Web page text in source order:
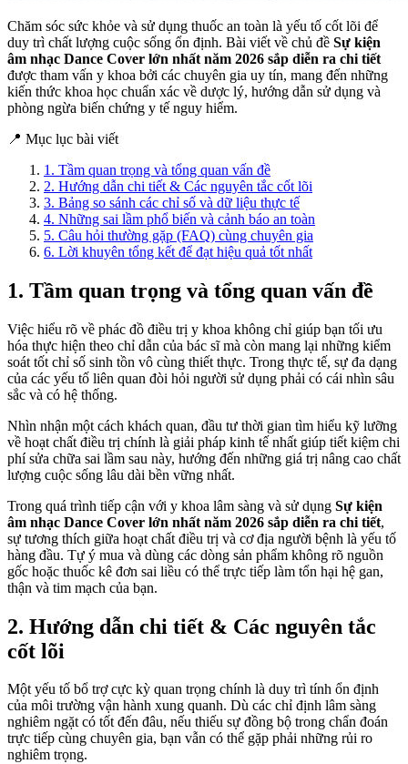
Chăm sóc sức khỏe và sử dụng thuốc an toàn là yếu tố cốt lõi để
duy trì chất lượng cuộc sống ổn định. Bài viết về chủ đề Sự kiện
âm nhạc Dance Cover lớn nhất năm 2026 sắp diễn ra chi tiết
được tham vấn y khoa bởi các chuyên gia uy tín, mang đến những
kiến thức khoa học chuẩn xác về dược lý, hướng dẫn sử dụng và
phòng ngừa biến chứng y tế nguy hiểm.
📍 Mục lục bài viết
1. Tầm quan trọng và tổng quan vấn đề
2. Hướng dẫn chi tiết & Các nguyên tắc cốt lõi
3. Bảng so sánh các chỉ số và dữ liệu thực tế
4. Những sai lầm phổ biến và cảnh báo an toàn
5. Câu hỏi thường gặp (FAQ) cùng chuyên gia
6. Lời khuyên tổng kết để đạt hiệu quả tốt nhất
1. Tầm quan trọng và tổng quan vấn đề
Việc hiểu rõ về phác đồ điều trị y khoa không chỉ giúp bạn tối ưu
hóa thực hiện theo chỉ dẫn của bác sĩ mà còn mang lại những kiểm
soát tốt chỉ số sinh tồn vô cùng thiết thực. Trong thực tế, sự đa dạng
của các yếu tố liên quan đòi hỏi người sử dụng phải có cái nhìn sâu
sắc và có hệ thống.
Nhìn nhận một cách khách quan, đầu tư thời gian tìm hiểu kỹ lưỡng
về hoạt chất điều trị chính là giải pháp kinh tế nhất giúp tiết kiệm chi
phí sửa chữa sai lầm sau này, hướng đến những giá trị nâng cao chất
lượng cuộc sống lâu dài bền vững nhất.
Trong quá trình tiếp cận với y khoa lâm sàng và sử dụng Sự kiện
âm nhạc Dance Cover lớn nhất năm 2026 sắp diễn ra chi tiết,
sự tương thích giữa hoạt chất điều trị và cơ địa người bệnh là yếu tố
hàng đầu. Tự ý mua và dùng các dòng sản phẩm không rõ nguồn
gốc hoặc thuốc kê đơn sai liều có thể trực tiếp làm tổn hại hệ gan,
thận và tim mạch của bạn.
2. Hướng dẫn chi tiết & Các nguyên tắc
cốt lõi
Một yếu tố bổ trợ cực kỳ quan trọng chính là duy trì tính ổn định
của môi trường vận hành xung quanh. Dù các chỉ định lâm sàng
nghiêm ngặt có tốt đến đâu, nếu thiếu sự đồng bộ trong chẩn đoán
trực tiếp cùng chuyên gia, bạn vẫn có thể gặp phải những rủi ro
nghiêm trọng.